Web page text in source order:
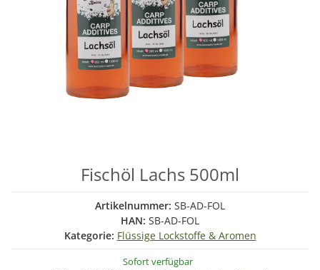
Fischöl Lachs 500ml
Artikelnummer: SB-AD-FOL
HAN: SB-AD-FOL
Kategorie: Flüssige Lockstoffe & Aromen
Sofort verfügbar